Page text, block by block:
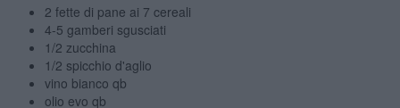
2 fette di pane ai 7 cereali
4-5 gamberi sgusciati
1/2 zucchina
1/2 spicchio d'aglio
vino bianco qb
olio evo qb